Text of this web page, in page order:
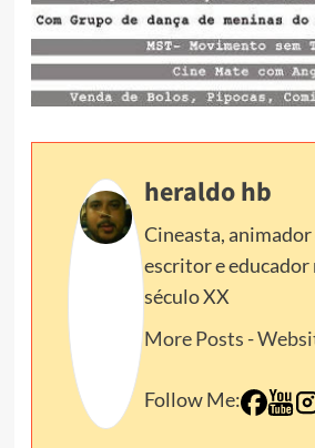
heraldo hb
Cineasta,
escritor e educador
século XX
More Posts -
Follow Me: